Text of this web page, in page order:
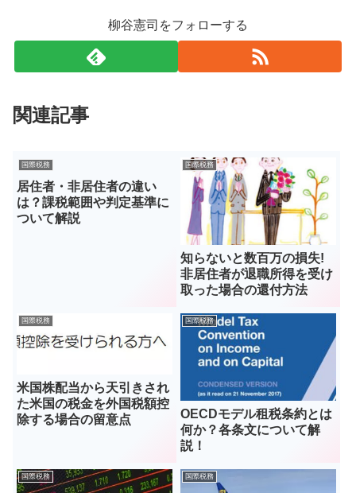
柳谷憲司をフォローする
関連記事
国際税務
居住者・非居住者の違い
は？課税範囲や判定基準に
ついて解説
国際税務
知らないと数百万の損失!
非居住者が退職所得を受け
取った場合の還付方法
国際税務
米国株配当から天引きされ
た米国の税金を外国税額控
除する場合の留意点
国際税務
OECDモデル租税条約とは
何か？各条文について解
説！
国際税務 国際税務